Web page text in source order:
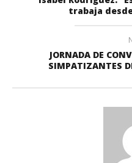
trabaja
JORNADA DE
SIMPATIZANTES